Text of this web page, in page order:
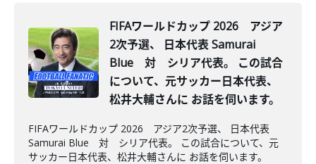
FIFAワールドカップ 2026 アジア
2次予選、 日本代表 Samurai
Blue 対 シリア代表。 この試合
について、元サッカー日本代表、
松井大輔さんに お話を伺います。
FIFAワールドカップ 2026 アジア2次予選、 日本代表
Samurai Blue 対 シリア代表。 この試合について、元
サッカー日本代表、松井大輔さんに お話を伺います。